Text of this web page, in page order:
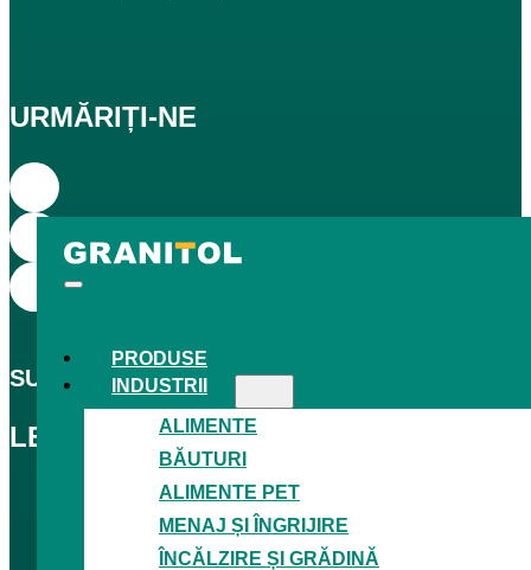
PRODUSE
INDUSTRII
ALIMENTE
BĂUTURI
ALIMENTE PET
MENAJ ȘI ÎNGRIJIRE
ÎNCĂLZIRE ȘI GRĂDINĂ
SUNTEM CELMAI MAREPRODUCĂTOR CEH
URMĂRIȚI-NE
LEGISLAȚIE
Termeni și condiții
Proiecte de granturi